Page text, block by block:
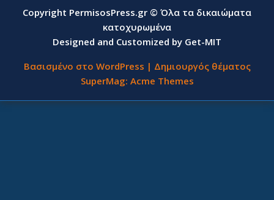
Copyright PermisosPress.gr © Όλα τα δικαιώματα
κατοχυρωμένα
Designed and Customized by Get-MIT
Βασισμένο στο WordPress | Δημιουργός θέματος
SuperMag: Acme Themes